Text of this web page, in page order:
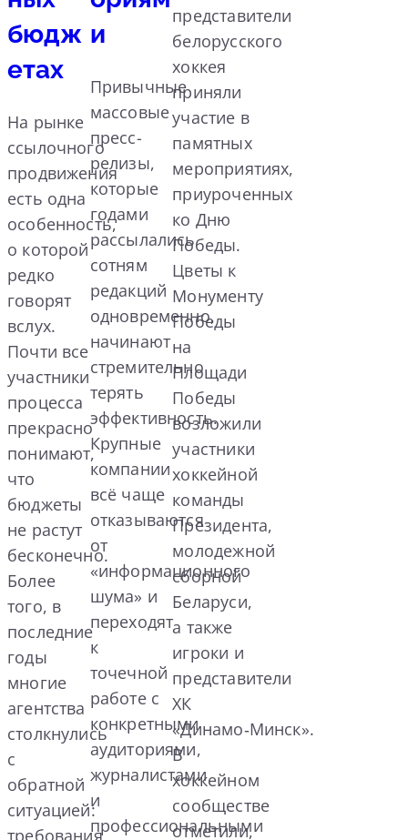
бюдж
етах
На рынке
ссылочного
продвижения
есть одна
особенность,
о которой
редко
говорят
вслух.
Почти все
участники
процесса
прекрасно
понимают,
что
бюджеты
не растут
бесконечно.
Более
того, в
последние
годы
многие
агентства
столкнулись
с
обратной
ситуацией:
требования
и
Привычные
массовые
пресс-
релизы,
которые
годами
рассылались
сотням
редакций
одновременно,
начинают
стремительно
терять
эффективность.
Крупные
компании
всё чаще
отказываются
от
«информационного
шума» и
переходят
к
точечной
работе с
конкретными
аудиториями,
журналистами
и
профессиональными
представители
белорусского
хоккея
приняли
участие в
памятных
мероприятиях,
приуроченных
ко Дню
Победы.
Цветы к
Монументу
Победы
на
Площади
Победы
возложили
участники
хоккейной
команды
Президента,
молодежной
сборной
Беларуси,
а также
игроки и
представители
ХК
«Динамо‑Минск».
В
хоккейном
сообществе
отметили,